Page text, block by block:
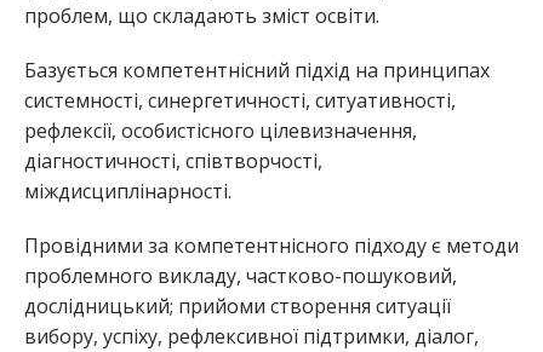
проблем, що складають зміст освіти.
Базується компетентнісний підхід на принципах
системності, синергетичності, ситуативності,
рефлексії, особистісного цілевизначення,
діагностичності, співтворчості,
міждисциплінарності.
Провідними за компетентнісного підходу є методи
проблемного викладу, частково-пошуковий,
дослідницький; прийоми створення ситуації
вибору, успіху, рефлексивної підтримки, діалог,